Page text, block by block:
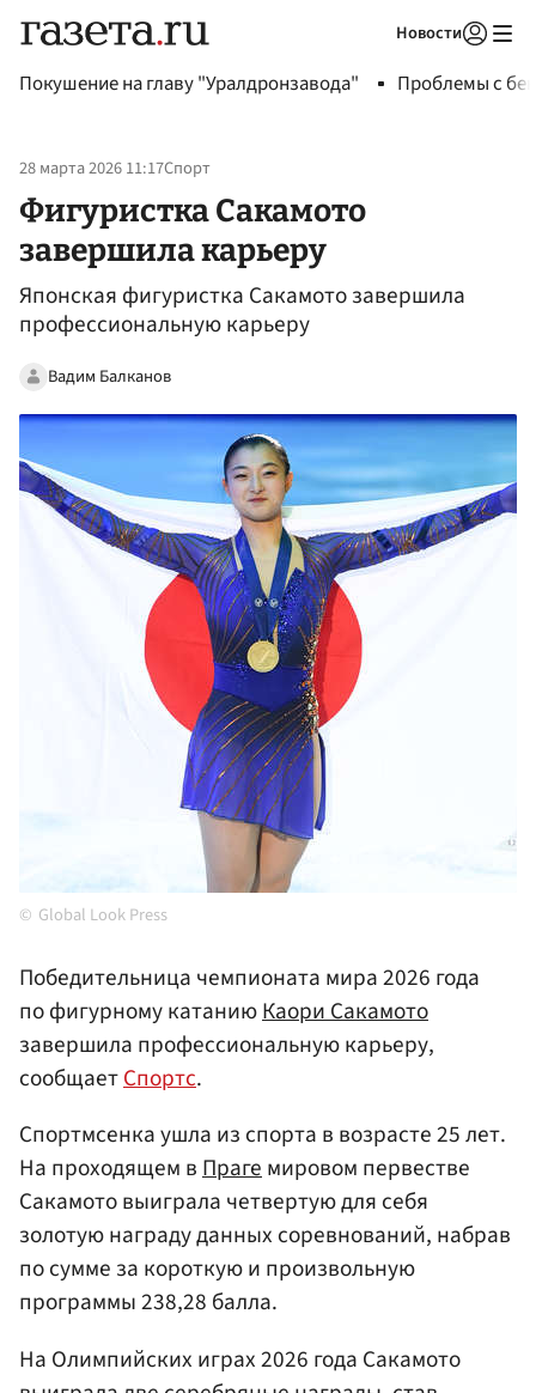
Новости
Покушение на главу "Уралдронзавода" Проблемы с
28 марта 2026 11:17Спорт
Фигуристка Сакамото
завершила карьеру
Японская фигуристка Сакамото завершила
профессиональную карьеру
Вадим Балканов
Global Look Press
Победительница чемпионата мира 2026 года
по фигурному катаниюКаори Сакамото
завершила профессиональную карьеру,
сообщаетСпортс.
Спортмсенка ушла из спорта в возрасте 25 лет.
На проходящем вПрагемировом первестве
Сакамото выиграла четвертую для себя
золотую награду данных соревнований, набрав
по сумме за короткую и произвольную
программы 238,28 балла.
На Олимпийских играх 2026 года Сакамото